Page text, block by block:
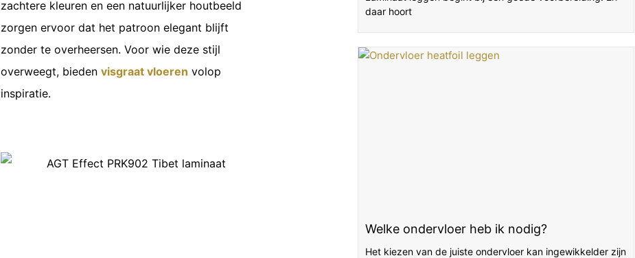
zachtere kleuren en een natuurlijker houtbeeld
zorgen ervoor dat het patroon elegant blijft
zonder te overheersen. Voor wie deze stijl
overweegt, bieden visgraat vloeren volop
inspiratie.
daar hoort
Welke ondervloer heb ik nodig?
Het kiezen van de juiste ondervloer kan ingewikkelder zijn